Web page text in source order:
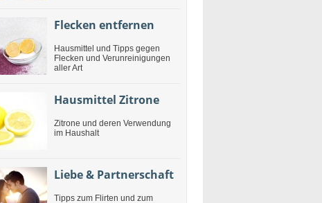
Flecken entfernen
Hausmittel und Tipps gegen
Flecken und Verunreinigungen
aller Art
Hausmittel Zitrone
Zitrone und deren Verwendung
im Haushalt
Liebe & Partnerschaft
Tipps zum Flirten und zum